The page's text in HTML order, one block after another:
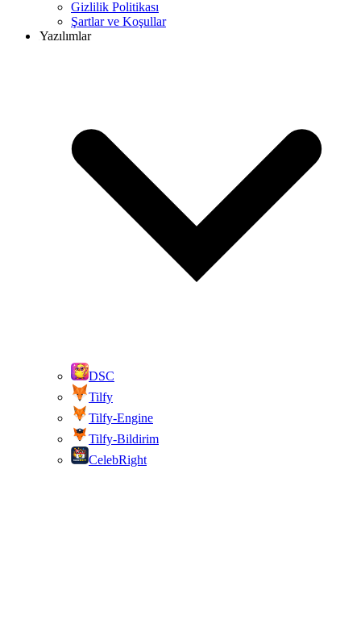
Gizlilik Politikası
Şartlar ve Koşullar
Yazılımlar
DSC
Tilfy
Tilfy-Engine
Tilfy-Bildirim
CelebRight